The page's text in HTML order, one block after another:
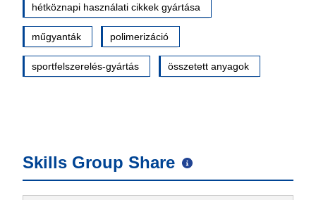
hétköznapi használati cikkek gyártása
műgyanták polimerizáció
sportfelszerelés-gyártás összetett anyagok
Skills Group Share